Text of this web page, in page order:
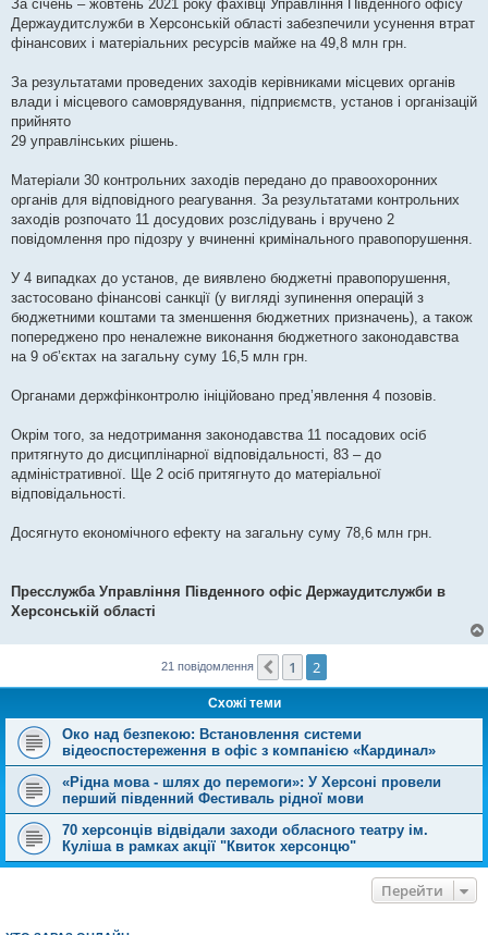
За січень – жовтень 2021 року фахівці Управління Південного офісу
Держаудитслужби в Херсонській області забезпечили усунення втрат
фінансових і матеріальних ресурсів майже на 49,8 млн грн.
За результатами проведених заходів керівниками місцевих органів
влади і місцевого самоврядування, підприємств, установ і організацій
прийнято
29 управлінських рішень.
Матеріали 30 контрольних заходів передано до правоохоронних
органів для відповідного реагування. За результатами контрольних
заходів розпочато 11 досудових розслідувань і вручено 2
повідомлення про підозру у вчиненні кримінального правопорушення.
У 4 випадках до установ, де виявлено бюджетні правопорушення,
застосовано фінансові санкції (у вигляді зупинення операцій з
бюджетними коштами та зменшення бюджетних призначень), а також
попереджено про неналежне виконання бюджетного законодавства
на 9 об’єктах на загальну суму 16,5 млн грн.
Органами держфінконтролю ініційовано пред’явлення 4 позовів.
Окрім того, за недотримання законодавства 11 посадових осіб
притягнуто до дисциплінарної відповідальності, 83 – до
адміністративної. Ще 2 осіб притягнуто до матеріальної
відповідальності.
Досягнуто економічного ефекту на загальну суму 78,6 млн грн.
Пресслужба Управління Південного офіс Держаудитслужби в
Херсонській області
21 повідомлення Поперед.
1 2
Схожі теми
Око над безпекою: Встановлення системи
відеоспостереження в офіс з компанією «Кардинал»
«Рідна мова - шлях до перемоги»: У Херсоні провели
перший південний Фестиваль рідної мови
70 херсонців відвідали заходи обласного театру ім.
Куліша в рамках акції "Квиток херсонцю"
Перейти